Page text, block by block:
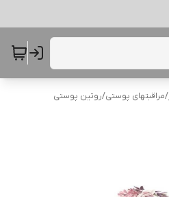
/مراقبتهای پوستی/روتین پوستی